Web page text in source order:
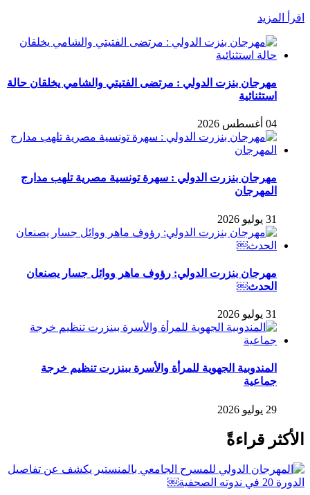
اقرأ المزيد
مهرجان بنزت الدولي : مرتضى الفتيتي والشامي يخلقان حالة
استثنائية
04 أغسطس 2026
مهرجان بنزرت الدولي : سهرة تونسية مصرية تلهب مدارج
المهرجان
31 يوليو 2026
مهرجان بنزرت الدولي: رؤوف ماهر ووائل جسار يصنعان
الحدث￼
31 يوليو 2026
المندوبية الجهوية للمرأة والأسرة ببنزرت تنظيم خرجة
جماعية
29 يوليو 2026
الأكثر قراءةً